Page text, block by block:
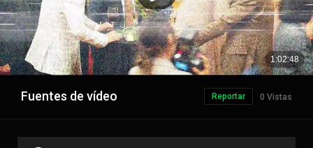
Fuentes de vídeo 0 Vistas
Reportar